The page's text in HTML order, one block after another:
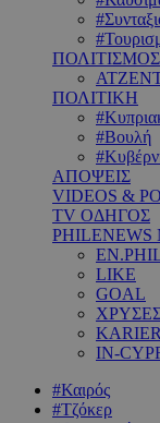
ΠΟΛΙΤΙΣΜΟΣ
ΠΟΛΙΤΙΚΗ
#Βουλή
ΑΠΟΨΕΙΣ
VIDEOS &
TV ΟΔΗΓΟΣ
PHILENEWS
LIKE
GOAL
IN-
#Καιρός
#Τζόκερ